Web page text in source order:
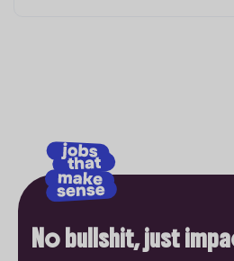
No bullshit, just